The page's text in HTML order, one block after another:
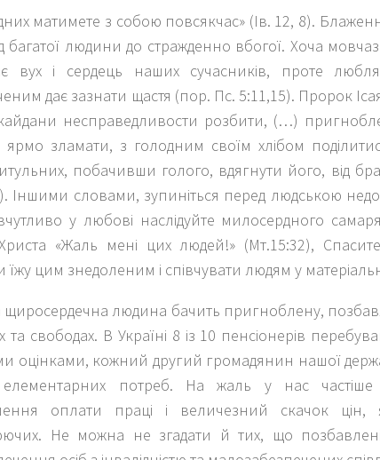
матимете з собою повсякчас» (Ів. 12, 8).
багатої людини до стражденно вбогої. Хоча
вух і сердець наших сучасників, проте
дає зазнати щастя (пор. Пс. 5:11,15). Пророк
несправедливости розбити, (…)
зламати, з голодним своїм хлібом
побачивши голого, вдягнути його, від
Іншими словами, зупиніться перед людською
у любові наслідуйте милосердного
«Жаль мені цих людей!» (Мт.15:32),
їжу цим знедоленим і співчувати людям у
людина бачить пригноблену,
та свободах. В Україні 8 із 10 пенсіонерів
оцінками, кожний другий громадянин нашої
елементарних потреб. На жаль у нас частіше
оплати праці і величезний скачок цін,
Не можна не згадати й тих, що